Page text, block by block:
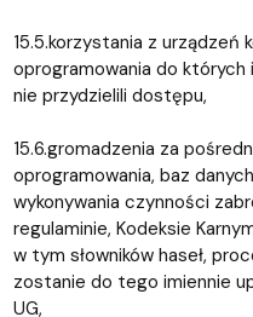
15.5.korzystania z urządzeń
oprogramowania do których
nie przydzielili dostępu,
15.6.gromadzenia za
oprogramowania, baz
wykonywania czynności
regulaminie, Kodeksie
w tym słowników haseł,
zostanie do tego imiennie
UG,